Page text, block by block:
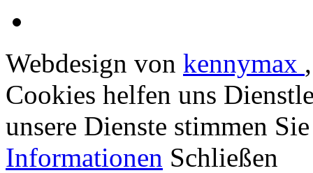
Webdesign von kennymax
Cookies helfen uns
unsere Dienste stimmen
Informationen Schließen